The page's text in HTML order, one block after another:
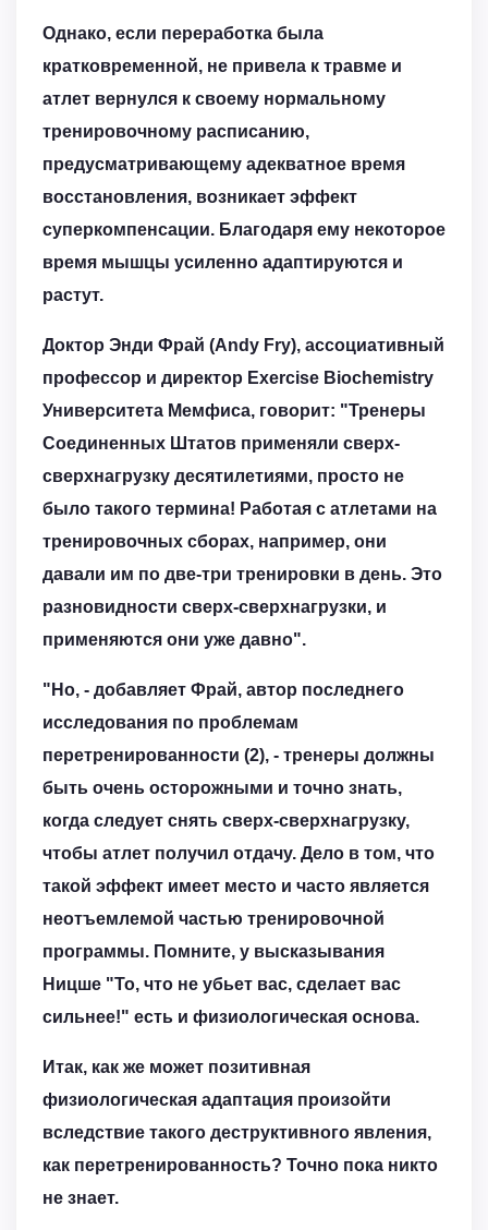
Однако, если переработка была
кратковременной, не привела к травме и
атлет вернулся к своему нормальному
тренировочному расписанию,
предусматривающему адекватное время
восстановления, возникает эффект
суперкомпенсации. Благодаря ему некоторое
время мышцы усиленно адаптируются и
растут.
Доктор Энди Фрай (Andy Fry), ассоциативный
профессор и директор Exercise Biochemistry
Университета Мемфиса, говорит: "Тренеры
Соединенных Штатов применяли сверх-
сверхнагрузку десятилетиями, просто не
было такого термина! Работая с атлетами на
тренировочных сборах, например, они
давали им по две-три тренировки в день. Это
разновидности сверх-сверхнагрузки, и
применяются они уже давно".
"Но, - добавляет Фрай, автор последнего
исследования по проблемам
перетренированности (2), - тренеры должны
быть очень осторожными и точно знать,
когда следует снять сверх-сверхнагрузку,
чтобы атлет получил отдачу. Дело в том, что
такой эффект имеет место и часто является
неотъемлемой частью тренировочной
программы. Помните, у высказывания
Ницше "То, что не убьет вас, сделает вас
сильнее!" есть и физиологическая основа.
Итак, как же может позитивная
физиологическая адаптация произойти
вследствие такого деструктивного явления,
как перетренированность? Точно пока никто
не знает.